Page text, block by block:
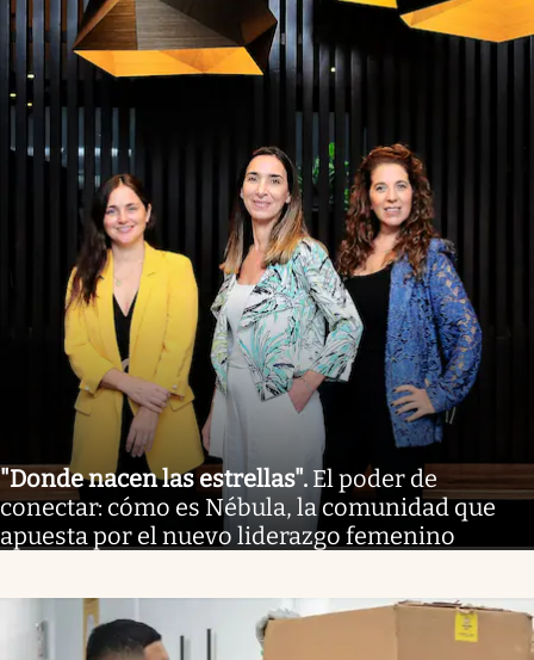
"Donde nacen las estrellas". El poder de
conectar: cómo es Nébula, la comunidad que
apuesta por el nuevo liderazgo femenino